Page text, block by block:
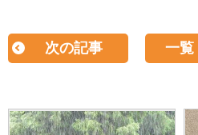
次の記事 一覧